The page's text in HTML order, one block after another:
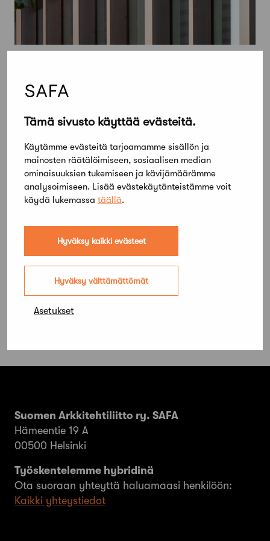
Tämä sivusto käyttää evästeitä.
Käytämme evästeitä tarjoamamme sisällön ja
mainosten räätälöimiseen, sosiaalisen median
ominaisuuksien tukemiseen ja kävijämäärämme
analysoimiseen. Lisää evästekäytänteistämme voit
käydä lukemassa täällä.
Hyväksy kaikki evästeet
Hyväksy välttämättömät
Asetukset
19 helmikuun, 2019
Vuoden 2019 Arkkitehtipäivät
järjestetään toukokuussa Helsingissä
Suomen Arkkitehtiliitto ry. SAFA
Hämeentie 19 A
00500 Helsinki
Työskentelemme hybridinä
Ota suoraan yhteyttä haluamaasi henkilöön:
Kaikki yhteystiedot